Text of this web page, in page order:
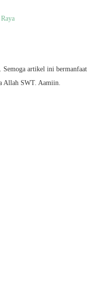
artikel ini bermanfaat
Allah SWT. Aamiin.